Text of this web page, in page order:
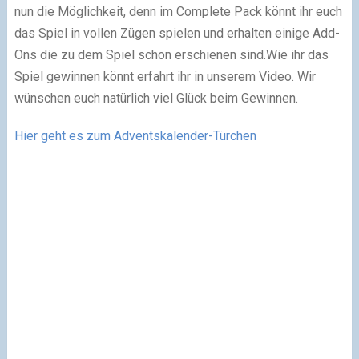
nun die Möglichkeit, denn im Complete Pack könnt ihr euch
das Spiel in vollen Zügen spielen und erhalten einige Add-
Ons die zu dem Spiel schon erschienen sind.Wie ihr das
Spiel gewinnen könnt erfahrt ihr in unserem Video. Wir
wünschen euch natürlich viel Glück beim Gewinnen.
Hier geht es zum Adventskalender-Türchen